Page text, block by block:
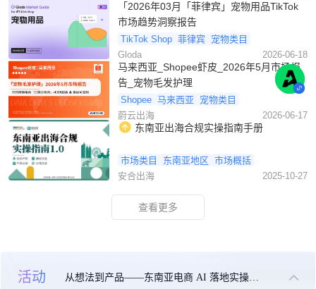
活动 从想法到产品——东南亚电商 AI 落地实操大课
「2026年03月「菲律宾」宠物用品TikTok
市场趋势洞察报告
TikTok Shop 菲律宾 宠物类目
Gloda
2026-06-18
马来西亚_Shopee虾皮_2026年5月市场报
告_宠物毛发护理
Shopee 马来西亚
宠物类目
蔚云出海
2026-06-17
东南亚出海合规实操指南手册
市场类目 东南亚地区 市场概括
安合出海
2025-10-27
查看更多